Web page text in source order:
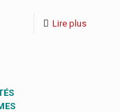
Lire plus